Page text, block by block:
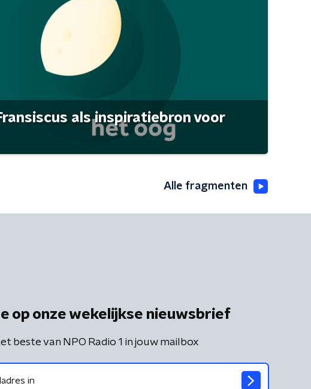
als inspiratiebron voor
Alle fragmenten
op onze wekelijkse nieuwsbrief
beste van NPO Radio 1 in jouw mailbox